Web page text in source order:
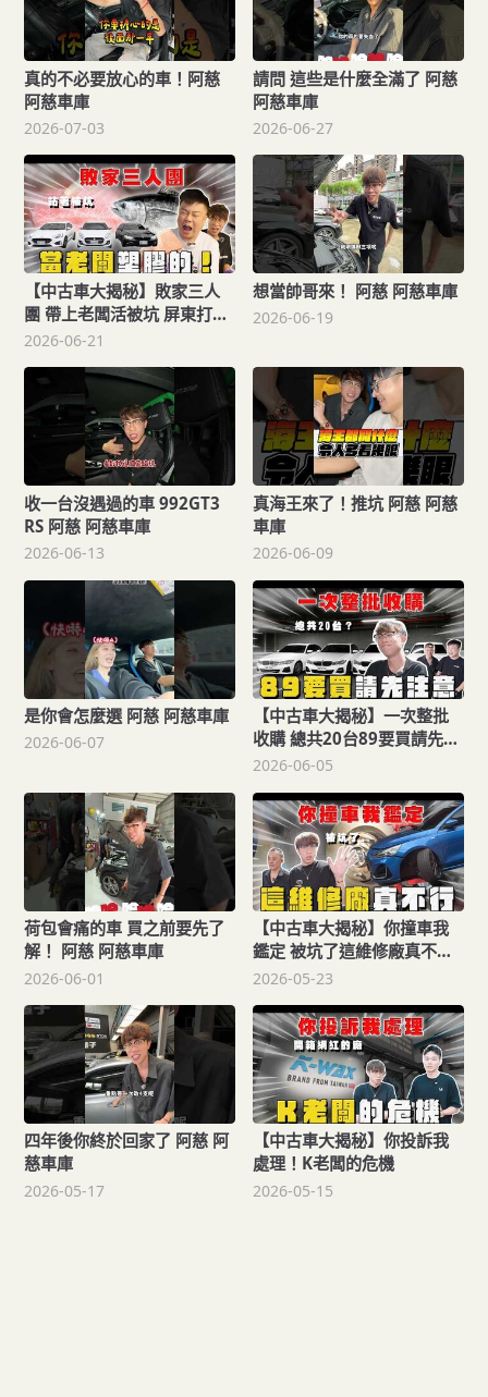
真的不必要放心的車！阿慈
阿慈車庫
2026-07-03
請問 這些是什麼全滿了 阿慈
阿慈車庫
2026-06-27
【中古車大揭秘】敗家三人
團 帶上老闆活被坑 屏東打包
三台靚車
2026-06-21
想當帥哥來！ 阿慈 阿慈車庫
2026-06-19
收一台沒遇過的車 992GT3
RS 阿慈 阿慈車庫
2026-06-13
真海王來了！推坑 阿慈 阿慈
車庫
2026-06-09
是你會怎麼選 阿慈 阿慈車庫
2026-06-07
【中古車大揭秘】一次整批
收購 總共20台89要買請先注
意！
2026-06-05
荷包會痛的車 買之前要先了
解！ 阿慈 阿慈車庫
2026-06-01
【中古車大揭秘】你撞車我
鑑定 被坑了這維修廠真不
行！
2026-05-23
四年後你終於回家了 阿慈 阿
慈車庫
2026-05-17
【中古車大揭秘】你投訴我
處理！K老闆的危機
2026-05-15